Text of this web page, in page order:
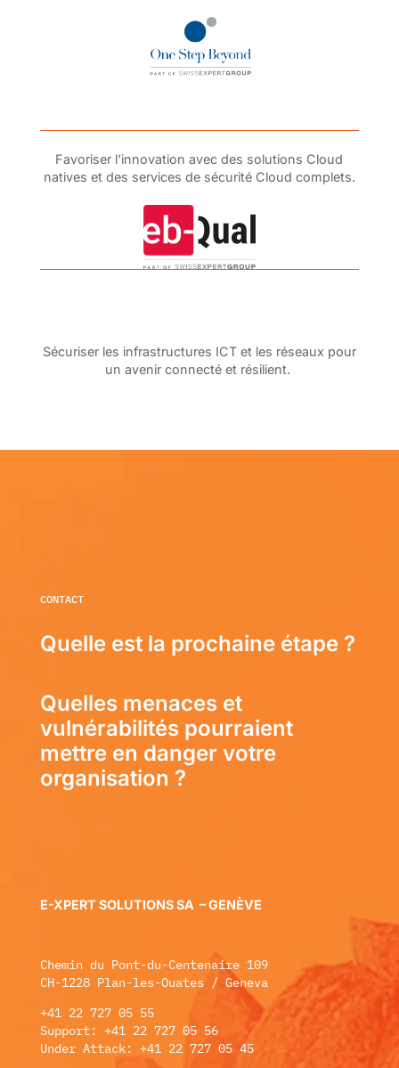
Favoriser l'innovation avec des solutions Cloud
natives et des services de sécurité Cloud complets.
Sécuriser les infrastructures ICT et les réseaux pour
un avenir connecté et résilient.
CONTACT
Quelle est la prochaine étape ?
Quelles menaces et
vulnérabilités pourraient
mettre en danger votre
organisation ?
E-XPERT SOLUTIONS SA – GENÈVE
Chemin du Pont-du-Centenaire 109
CH-1228 Plan-les-Ouates / Geneva
+41 22 727 05 55
Support: +41 22 727 05 56
Under Attack: +41 22 727 05 45